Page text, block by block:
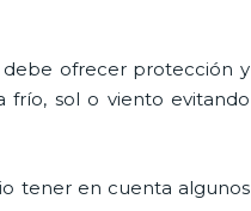
ofrecer protección y
frío, sol o viento evitando
tener en cuenta algunos